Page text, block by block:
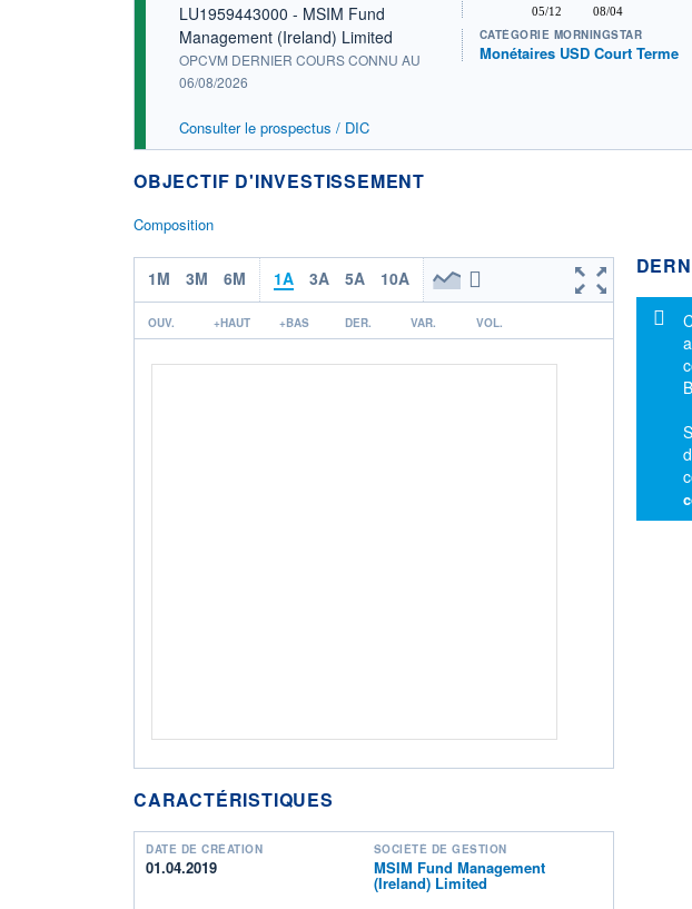
LU1959443000 - MSIM Fund
Management (Ireland) Limited
OPCVM DERNIER COURS CONNU AU
06/08/2026
Consulter le prospectus / DIC
05/12 08/04
CATÉGORIE MORNINGSTAR
Monétaires USD Court Terme
OBJECTIF D'INVESTISSEMENT
Composition
1M 3M 6M 1A 3A 5A 10A
OUV. +HAUT +BAS DER. VAR. VOL.
CARACTÉRISTIQUES
DATE DE CRÉATION
01.04.2019
SOCIÉTÉ DE GESTION
MSIM Fund Management
(Ireland) Limited